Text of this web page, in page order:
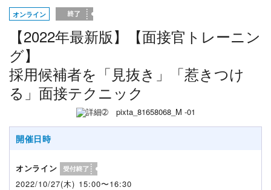
オンライン
【2022年最新版】【面接官トレーニン
グ】
採用候補者を「見抜き」「惹きつけ
る」面接テクニック
開催日時
オンライン
2022/10/27(木) 15:00〜16:30